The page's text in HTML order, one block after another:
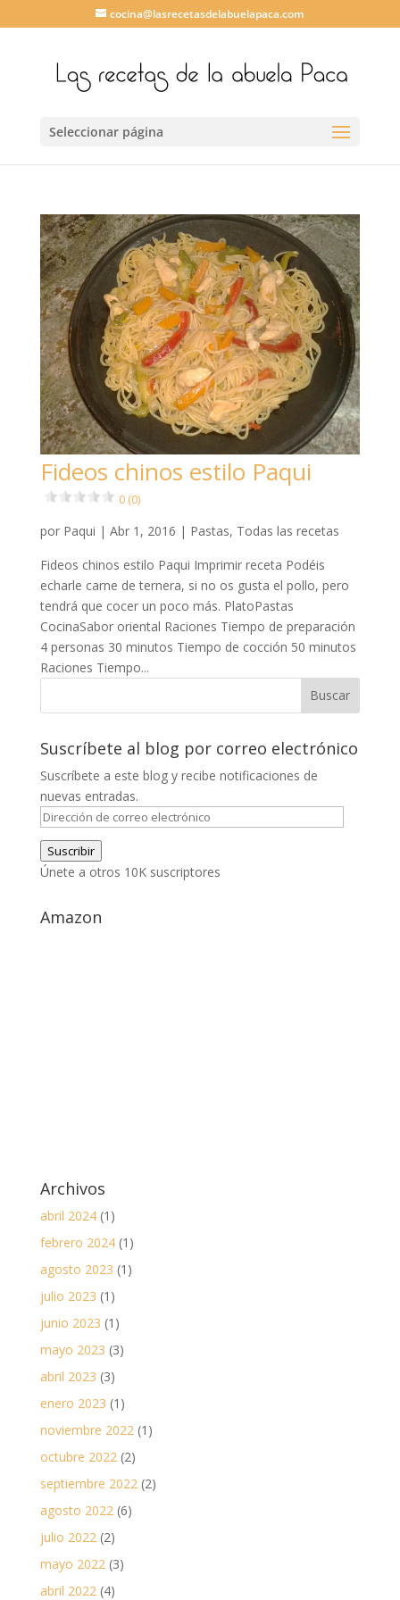
cocina@lasrecetasdelabuelapaca.com
Seleccionar página
Fideos chinos estilo Paqui
0 (0)
por Paqui | Abr 1, 2016 | Pastas, Todas las recetas
Fideos chinos estilo Paqui Imprimir receta Podéis
echarle carne de ternera, si no os gusta el pollo, pero
tendrá que cocer un poco más. PlatoPastas
CocinaSabor oriental Raciones Tiempo de preparación
4 personas 30 minutos Tiempo de cocción 50 minutos
Raciones Tiempo...
Suscríbete al blog por correo electrónico
Suscríbete a este blog y recibe notificaciones de
nuevas entradas.
Dirección
correo
electrónico
Suscribir
Únete a otros 10K suscriptores
Amazon
Archivos
abril 2024(1)
febrero 2024(1)
agosto 2023 (1)
julio 2023 (1)
junio 2023 (1)
mayo 2023 (3)
abril 2023 (3)
enero 2023 (1)
noviembre 2022 (1)
octubre 2022 (2)
septiembre 2022 (2)
agosto 2022 (6)
julio 2022 (2)
mayo 2022 (3)
abril 2022 (4)